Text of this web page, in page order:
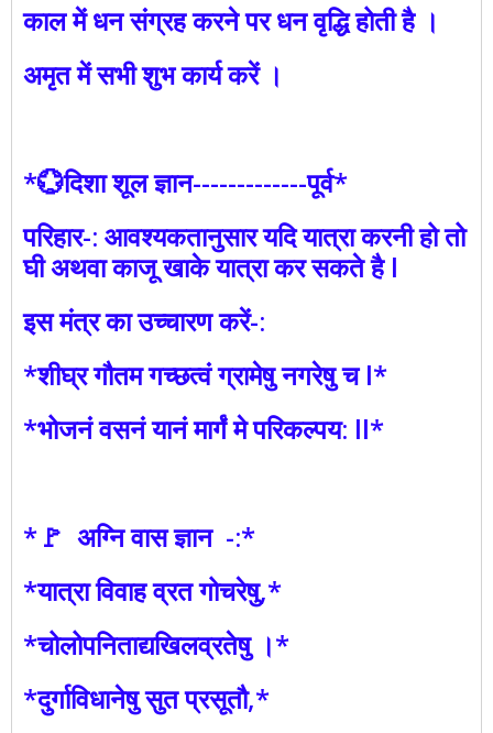
काल में धन संग्रह करने पर धन वृद्धि होती है ।
अमृत में सभी शुभ कार्य करें ।
*💮दिशा शूल ज्ञान-------------पूर्व*
परिहार-: आवश्यकतानुसार यदि यात्रा करनी हो तो
घी अथवा काजू खाके यात्रा कर सकते है l
इस मंत्र का उच्चारण करें-:
*शीघ्र गौतम गच्छत्वं ग्रामेषु नगरेषु च l*
*भोजनं वसनं यानं मार्गं मे परिकल्पय: ll*
*🚩 अग्नि वास ज्ञान -:*
*यात्रा विवाह व्रत गोचरेषु,*
*चोलोपनिताद्यखिलव्रतेषु ।*
*दुर्गाविधानेषु सुत प्रसूतौ,*